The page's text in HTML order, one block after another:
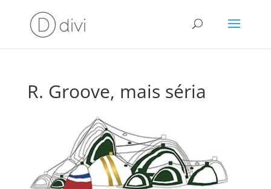
R. Groove, mais séria